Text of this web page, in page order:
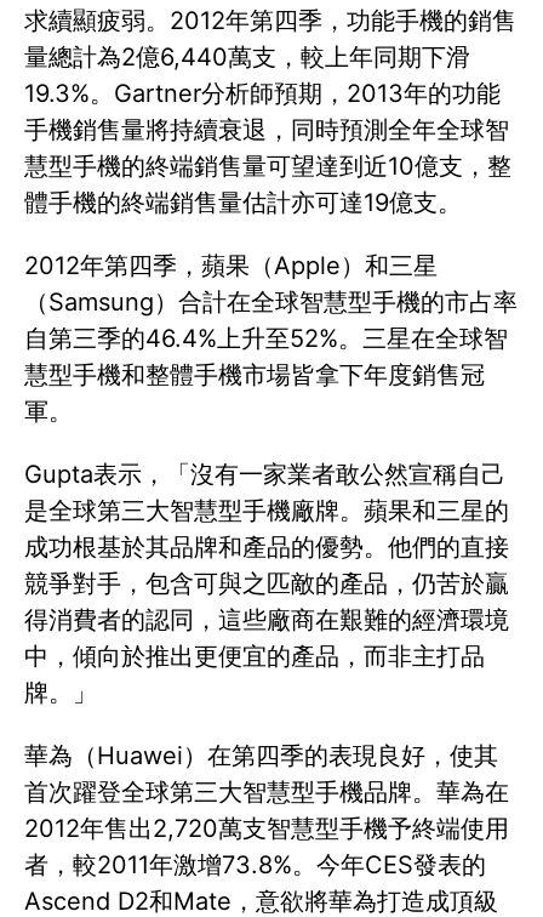
求續顯疲弱。2012年第四季，功能手機的銷售
量總計為2億6,440萬支，較上年同期下滑
19.3%。Gartner分析師預期，2013年的功能
手機銷售量將持續衰退，同時預測全年全球智
慧型手機的終端銷售量可望達到近10億支，整
體手機的終端銷售量估計亦可達19億支。
2012年第四季，蘋果（Apple）和三星
（Samsung）合計在全球智慧型手機的市占率
自第三季的46.4%上升至52%。三星在全球智
慧型手機和整體手機市場皆拿下年度銷售冠
軍。
Gupta表示，「沒有一家業者敢公然宣稱自己
是全球第三大智慧型手機廠牌。蘋果和三星的
成功根基於其品牌和產品的優勢。他們的直接
競爭對手，包含可與之匹敵的產品，仍苦於贏
得消費者的認同，這些廠商在艱難的經濟環境
中，傾向於推出更便宜的產品，而非主打品
牌。」
華為（Huawei）在第四季的表現良好，使其
首次躍登全球第三大智慧型手機品牌。華為在
2012年售出2,720萬支智慧型手機予終端使用
者，較2011年激增73.8%。今年CES發表的
Ascend D2和Mate，意欲將華為打造成頂級